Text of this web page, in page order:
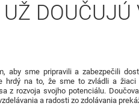
DOUČUJÚ
aby sme pripravili a zabezpečili
hrdý na to, že sme to zvládli a
z rozvoja svojho potenciálu.
a radosti zo zdolávania